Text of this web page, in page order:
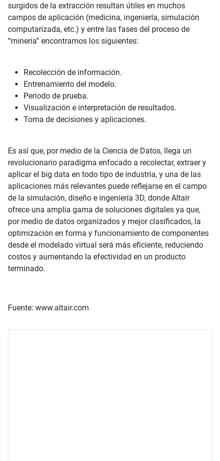
surgidos de la extracción resultan útiles en muchos
campos de aplicación (medicina, ingeniería, simulación
computarizada, etc.) y entre las fases del proceso de
“minería” encontramos los siguientes:
Recolección de información.
Entrenamiento del modelo.
Periodo de prueba.
Visualización e interpretación de resultados.
Toma de decisiones y aplicaciones.
Es así que, por medio de la Ciencia de Datos, llega un
revolucionario paradigma enfocado a recolectar, extraer y
aplicar el big data en todo tipo de industria, y una de las
aplicaciones más relevantes puede reflejarse en el campo
de la simulación, diseño e ingeniería 3D, donde Altair
ofrece una amplia gama de soluciones digitales ya que,
por medio de datos organizados y mejor clasificados, la
optimización en forma y funcionamiento de componentes
desde el modelado virtual será más eficiente, reduciendo
costos y aumentando la efectividad en un producto
terminado.
Fuente: www.altair.com